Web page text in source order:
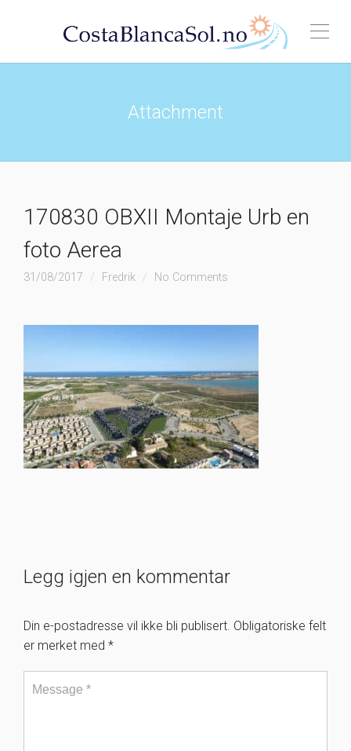
Attachment
170830 OBXII Montaje Urb en
foto Aerea
31/08/2017 Fredrik No Comments
Legg igjen en kommentar
Din e-postadresse vil ikke bli publisert. Obligatoriske felt
er merket med *